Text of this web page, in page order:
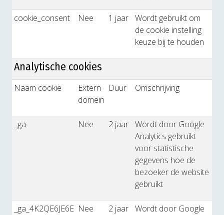
cookie_consent Nee 1 jaar Wordt gebruikt om
de cookie instelling
keuze bij te houden
Analytische cookies
Naam cookie
Extern
domein
Duur Omschrijving
_ga Nee 2 jaar Wordt door Google
Analytics gebruikt
voor statistische
gegevens hoe de
bezoeker de website
gebruikt
_ga_4K2QE6JE6E Nee 2 jaar Wordt door Google